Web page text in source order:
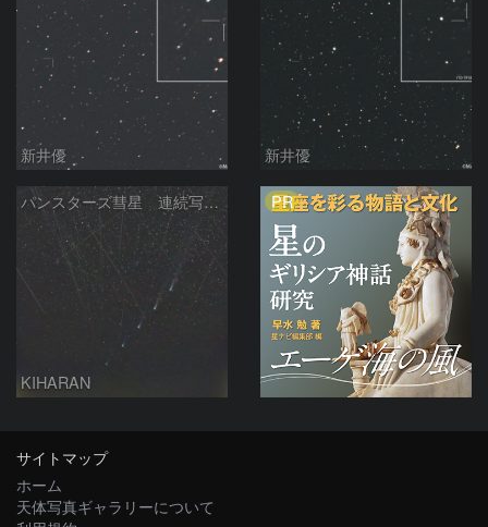
新井優 新井優
パンスターズ彗星 連続写真 再処理
KIHARAN
PR
サイトマップ
ホーム
天体写真ギャラリーについて